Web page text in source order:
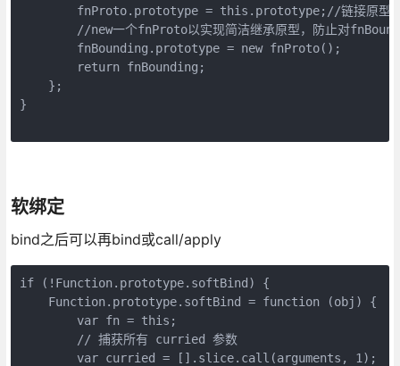
        fnProto.prototype = this.prototype;//链接原型
//new一个fnProto以实现简洁继承原型，防止对
        fnBounding.prototype = new fnProto();
        return fnBounding;
    };
}
软绑定
bind之后可以再bind或call/apply
if (!Function.prototype.softBind) {
    Function.prototype.softBind = function (obj) {
        var fn = this;
        // 捕获所有 curried 参数
        var curried = [].slice.call(arguments, 1);